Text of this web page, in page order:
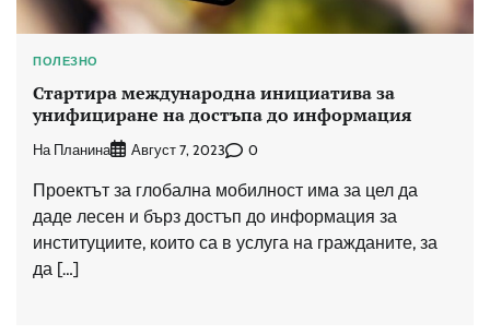
ПОЛЕЗНО
Стартира международна инициатива за
унифициране на достъпа до информация
На Планина Август 7, 2023 0
Проектът за глобална мобилност има за цел да
даде лесен и бърз достъп до информация за
институциите, които са в услуга на гражданите, за
да […]